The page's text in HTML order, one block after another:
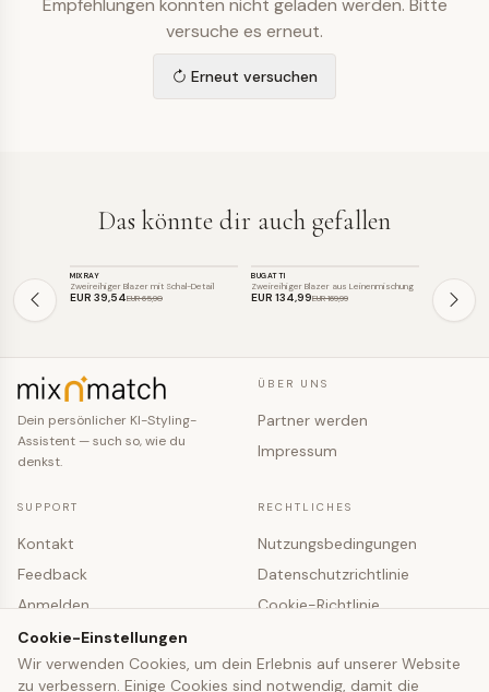
Empfehlungen konnten nicht geladen werden. Bitte
versuche es erneut.
Erneut versuchen
Das könnte dir auch gefallen
SALE
MIXRAY
Zweireihiger Blazer mit Schal-Detail
EUR 39,54EUR 65,90
SALE
BUGATTI
Zweireihiger Blazer aus Leinenmischung
EUR 134,99EUR 169,99
SALE
EUR 39
Dein persönlicher KI-Styling-
Assistent — such so, wie du
denkst.
ÜBER UNS
Partner werden
Impressum
SUPPORT
Kontakt
Feedback
Anmelden
Registrieren
RECHTLICHES
Nutzungsbedingungen
Datenschutzrichtlinie
Cookie-Richtlinie
Cookie-Einstellungen
Wir verwenden Cookies, um dein Erlebnis auf unserer Website
zu verbessern. Einige Cookies sind notwendig, damit die